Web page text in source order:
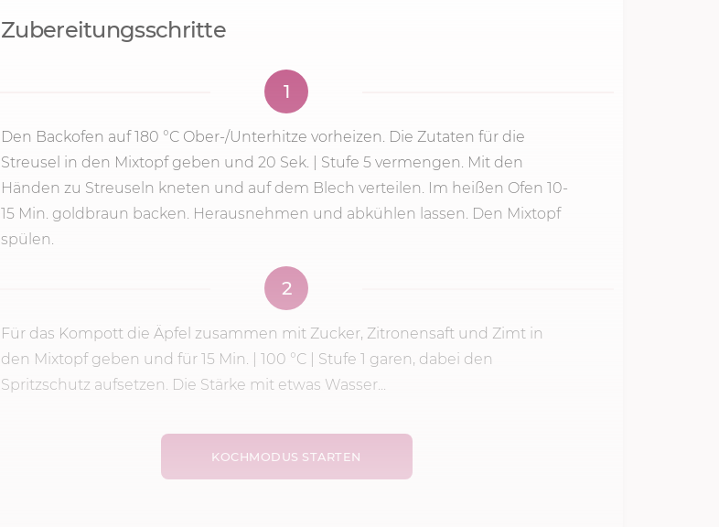
Zubereitungsschritte
1
Den Backofen auf180 °C Ober-­/Unterhitze vor­heizen. Die Zutaten für die
Streusel in den Mixtopf geben und 20 Sek. Stufe 5 vermengen. Mit den
Händen zu Streuseln kneten und auf dem Blech verteilen. Im heißen Ofen 10-
15 Min. goldbraun backen. Herausnehmen und abkühlen lassen. Den Mixtopf
spülen.
2
Für das Kompott die Äpfel zusammen mit Zucker, Zitronensaft und Zimt in
den Mixtopf geben und für 15 Min. 100 °C Stufe 1 garen, dabei den
Spritzschutz aufsetzen. Die Stärke mit etwas Wasser...
KOCHMODUS STARTEN